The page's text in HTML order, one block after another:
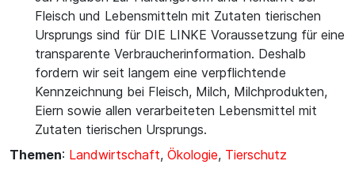
Fleisch und Lebensmitteln mit Zutaten tierischen
Ursprungs sind für DIE LINKE Voraussetzung für eine
transparente Verbraucherinformation. Deshalb
fordern wir seit langem eine verpflichtende
Kennzeichnung bei Fleisch, Milch, Milchprodukten,
Eiern sowie allen verarbeiteten Lebensmittel mit
Zutaten tierischen Ursprungs.
Themen: Landwirtschaft, Ökologie, Tierschutz